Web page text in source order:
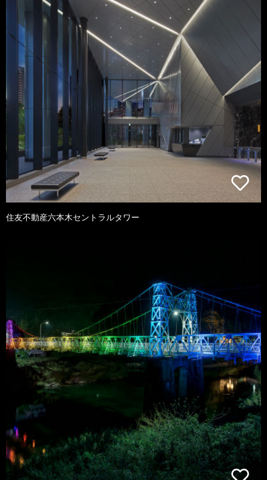
住友不動産六本木セントラルタワー